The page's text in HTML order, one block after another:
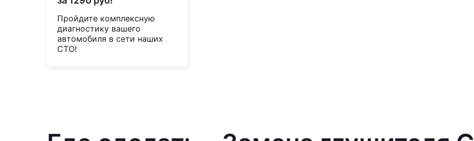
Пройдите комплексную
диагностику вашего
автомобиля в сети наших
СТО!